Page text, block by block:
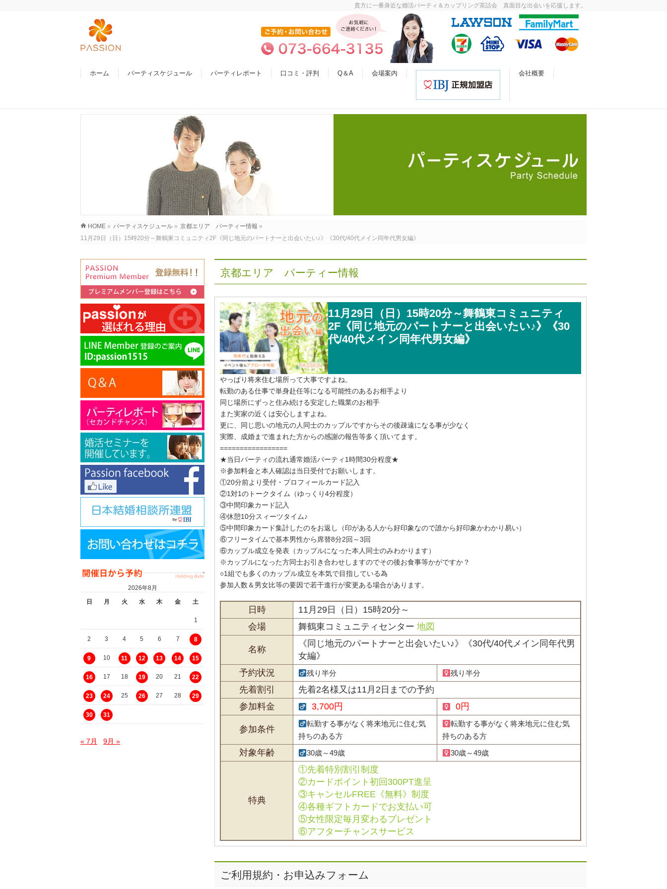
貴方に一番身近な婚活パーティ＆カップリング茶話会 真面目な出会いを応援します。
ホーム パーティスケジュール パーティレポート 口コミ・評判 Q＆A 会場案内 会社概要
HOME » パーティスケジュール » 京都エリア パーティー情報 »
11月29日（日）15時20分～舞鶴東コミュニティ2F《同じ地元のパートナーと出会いたい♪》《30代/40代メイン同年代男女編》
京都エリア パーティー情報
11月29日（日）15時20分～舞鶴東コミュニティ
2F《同じ地元のパートナーと出会いたい♪》《30
代/40代メイン同年代男女編》
やっぱり将来住む場所って大事ですよね。
転勤のある仕事で単身赴任等になる可能性のあるお相手より
同じ場所にずっと住み続ける安定した職業のお相手
また実家の近くは安心しますよね。
更に、同じ思いの地元の人同士のカップルですからその後疎遠になる事が少なく
実際、成婚まで進まれた方からの感謝の報告等多く頂いてます。
=================
★当日パーティの流れ通常婚活パーティ1時間30分程度★
※参加料金と本人確認は当日受付でお願いします。
①20分前より受付・プロフィールカード記入
②1対1のトークタイム（ゆっくり4分程度）
③中間印象カード記入
④休憩10分スィーツタイム♪
⑤中間印象カード集計したのをお返し（印がある人から好印象なので誰から好印象かわかり易い）
⑥フリータイムで基本男性から席替8分2回～3回
⑥カップル成立を発表（カップルになった本人同士のみわかります）
※カップルになった方同士お引き合わせしますのでその後お食事等かがですか？
○1組でも多くのカップル成立を本気で目指している為
参加人数＆男女比等の要因で若干進行が変更ある場合があります。
日時
11月29日（日）15時20分～
会場
舞鶴東コミュニティセンター 地図
名称
《同じ地元のパートナーと出会いたい♪》《30代/40代メイン同年代男
女編》
予約状況
残り半分 残り半分
先着割引
先着2名様又は11月2日までの予約
参加料金
3,700円 0円
参加条件
転勤する事がなく将来地元に住む気
持ちのある方
転勤する事がなく将来地元に住む気
持ちのある方
対象年齢 30歳～49歳 30歳～49歳
特典
①先着特別割引制度
②カードポイント初回300PT進呈
③キャンセルFREE《無料》制度
④各種ギフトカードでお支払い可
⑤女性限定毎月変わるプレゼント
⑥アフターチャンスサービス
ご利用規約・お申込みフォーム
2026年8月
日
月 火 水 木 金 土
1
2 3 4 5 6 7 8
9 10 11 12 13 14 15
16 17 18 19 20 21 22
23 24 25 26 27 28 29
30 31
« 7月 9月 »